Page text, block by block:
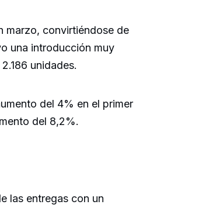
marzo, convirtiéndose de
una introducción muy
unidades.
del 4% en el primer
del 8,2%.
las entregas con un